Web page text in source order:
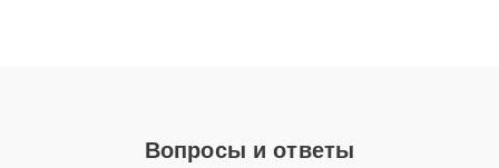
Вопросы и ответы